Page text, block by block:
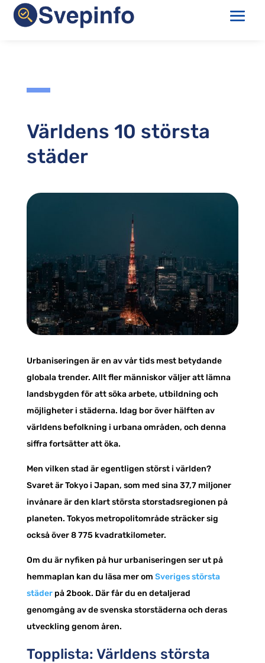
Världens 10 största
städer
Urbaniseringen är en av vår tids mest betydande
globala trender. Allt fler människor väljer att lämna
landsbygden för att söka arbete, utbildning och
möjligheter i städerna. Idag bor över hälften av
världens befolkning i urbana områden, och denna
siffra fortsätter att öka.
Men vilken stad är egentligen störst i världen?
Svaret är Tokyo i Japan, som med sina 37,7 miljoner
invånare är den klart största storstadsregionen på
planeten. Tokyos metropolitområde sträcker sig
också över 8 775 kvadratkilometer.
Om du är nyfiken på hur urbaniseringen ser ut på
hemmaplan kan du läsa mer om Sveriges största
städerpå 2book. Där får du en detaljerad
genomgång av de svenska storstäderna och deras
utveckling genom åren.
Topplista: Världens största